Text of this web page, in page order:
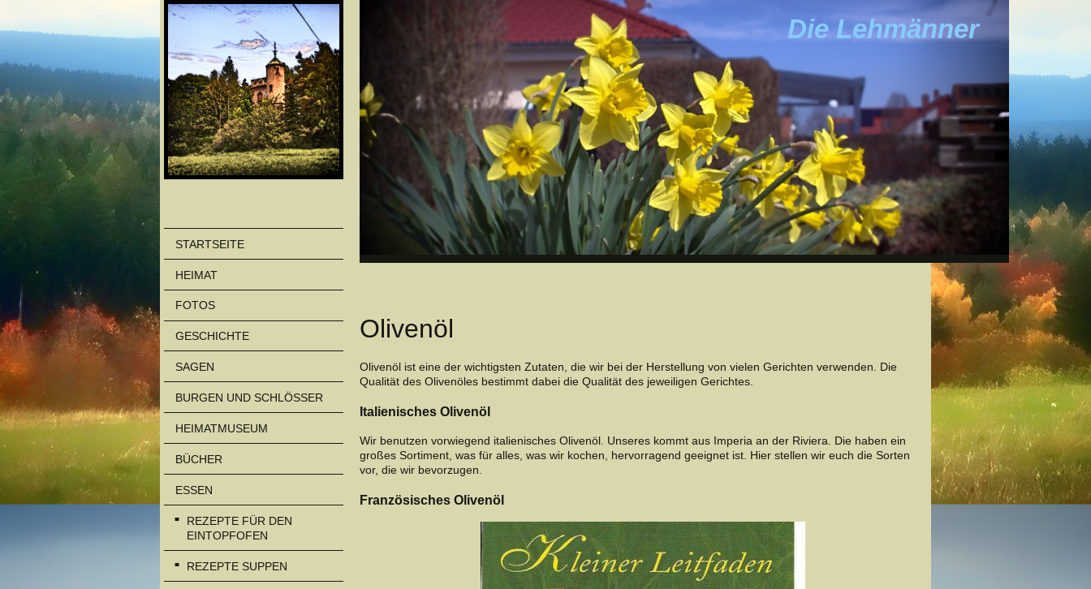
STARTSEITE
HEIMAT
FOTOS
GESCHICHTE
SAGEN
BURGEN UND SCHLÖSSER
HEIMATMUSEUM
BÜCHER
ESSEN
REZEPTE FÜR DEN
EINTOPFOFEN
REZEPTE SUPPEN
Die Lehmänner
Olivenöl
Olivenöl ist eine der wichtigsten Zutaten, die wir bei der Herstellung von vielen Gerichten verwenden. Die
Qualität des Olivenöles bestimmt dabei die Qualität des jeweiligen Gerichtes.
Italienisches Olivenöl
Wir benutzen vorwiegend italienisches Olivenöl. Unseres kommt aus Imperia an der Riviera. Die haben ein
großes Sortiment, was für alles, was wir kochen, hervorragend geeignet ist. Hier stellen wir euch die Sorten
vor, die wir bevorzugen.
Französisches Olivenöl